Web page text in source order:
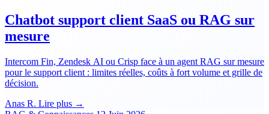
Chatbot support client SaaS ou RAG sur
mesure
Intercom Fin, Zendesk AI ou Crisp face à un agent RAG sur mesure
pour le support client : limites réelles, coûts à fort volume et grille de
décision.
Anas R. Lire plus →